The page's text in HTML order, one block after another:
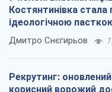
Костянтинівка
ідеологічною
окупантів
Дмитро Снєгирьов
Рекрутинг:
корисний ворожий